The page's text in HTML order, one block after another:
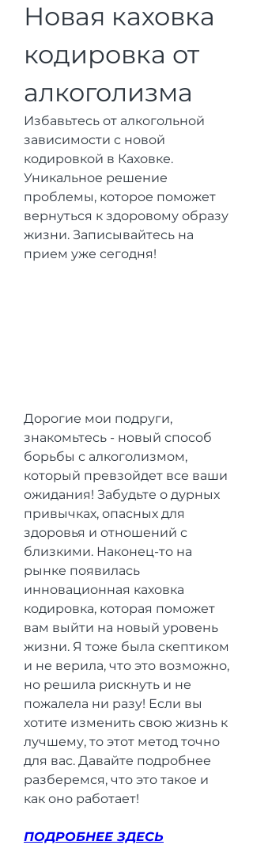
Новая каховка
кодировка от
алкоголизма
Избавьтесь от алкогольной
зависимости с новой
кодировкой в Каховке.
Уникальное решение
проблемы, которое поможет
вернуться к здоровому образу
жизни. Записывайтесь на
прием уже сегодня!
Дорогие мои подруги,
знакомьтесь - новый способ
борьбы с алкоголизмом,
который превзойдет все ваши
ожидания! Забудьте о дурных
привычках, опасных для
здоровья и отношений с
близкими. Наконец-то на
рынке появилась
инновационная каховка
кодировка, которая поможет
вам выйти на новый уровень
жизни. Я тоже была скептиком
и не верила, что это возможно,
но решила рискнуть и не
пожалела ни разу! Если вы
хотите изменить свою жизнь к
лучшему, то этот метод точно
для вас. Давайте подробнее
разберемся, что это такое и
как оно работает!
ПОДРОБНЕЕ ЗДЕСЬ